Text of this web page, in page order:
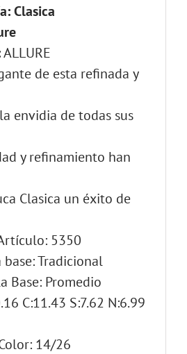
Clasica
ALLURE
de esta refinada y
envidia de todas sus
y refinamiento han
Clasica un éxito de
5350
Tradicional
Base: Promedio
C:11.43 S:7.62 N:6.99
14/26